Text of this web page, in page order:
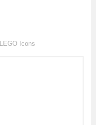
LEGO Icons